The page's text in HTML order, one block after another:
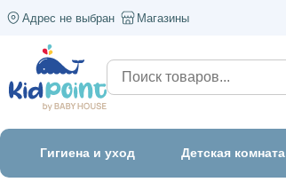
Адрес не выбран Магазины
Гигиена и уход Детская комната